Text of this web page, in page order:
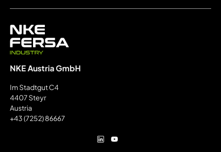
NKE Austria GmbH
Im Stadtgut C4
4407 Steyr
Austria
+43 (7252) 86667